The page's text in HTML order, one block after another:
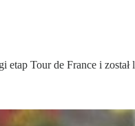
Tour de France i